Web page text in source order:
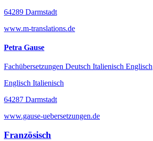
64289 Darmstadt
www.m-translations.de
Petra Gause
Fachübersetzungen Deutsch Italienisch Englisch
Englisch Italienisch
64287 Darmstadt
www.gause-uebersetzungen.de
Französisch